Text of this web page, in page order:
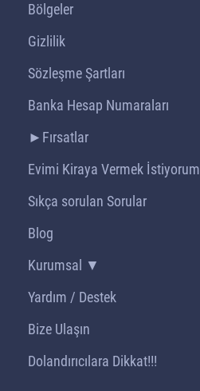
Bölgeler
Gizlilik
Sözleşme Şartları
Banka Hesap Numaraları
►Fırsatlar
Evimi Kiraya Vermek İstiyorum
Sıkça sorulan Sorular
Blog
Kurumsal ▼
Yardım / Destek
Bize Ulaşın
Dolandırıcılara Dikkat!!!